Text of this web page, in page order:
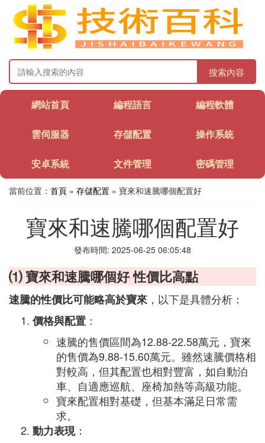
搜索內容
網站首頁 編程語言 編程軟體
雲伺服器 存儲配置 操作系統
安卓系統 文件管理 密碼管理
當前位置： 首頁 » 存儲配置 » 寶來和速騰哪個配置好
寶來和速騰哪個配置好
發布時間: 2025-06-25 06:05:48
⑴ 寶來和速騰哪個好 性價比高點
速騰的性價比可能略高於寶來 ，以下是具體分析：
價格與配置 ：
速騰的售價區間為12.88-22.58萬元，寶來
的售價為9.88-15.60萬元。雖然速騰價格相
對較高，但其配置也相對豐富，如自動泊
車、自適應巡航、座椅加熱等高級功能。
寶來配置相對基礎，但基本滿足日常需
求。
動力表現：